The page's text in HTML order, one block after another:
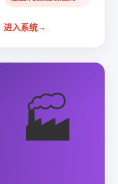
进入系统→
🏭